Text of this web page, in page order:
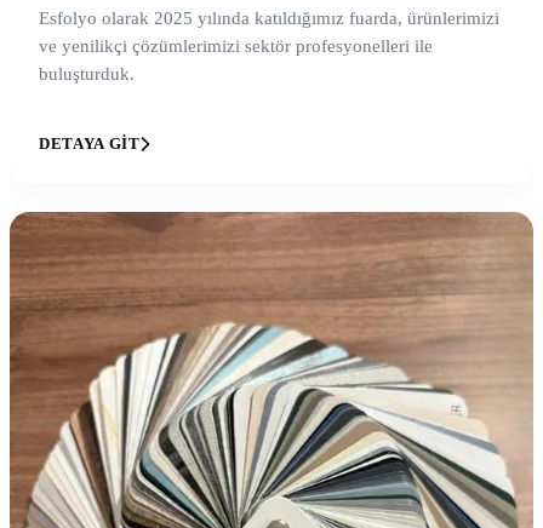
Esfolyo olarak 2025 yılında katıldığımız fuarda, ürünlerimizi
ve yenilikçi çözümlerimizi sektör profesyonelleri ile
buluşturduk.
DETAYA GIT